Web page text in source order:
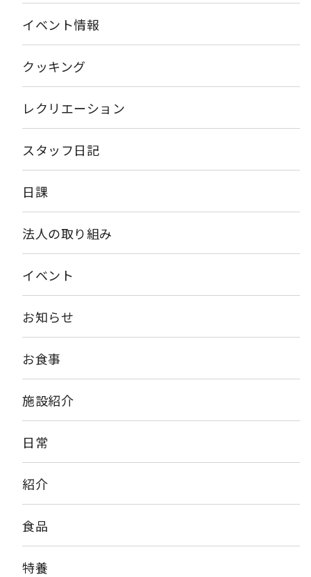
イベント情報
クッキング
レクリエーション
スタッフ日記
日課
法人の取り組み
イベント
お知らせ
お食事
施設紹介
日常
紹介
食品
特養